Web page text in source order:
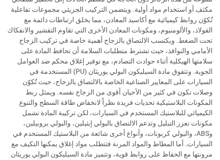
مكثف أو استخدام مواد أولية. ويتضمن التركيب الجزيئي مجموعات تفاعلية
تُكوّن روابط كيميائية مع أكاسيد المعادن، مما يخلق ارتباطات دائمة مع
الفولاذ، والألومنيوم، ومكونات المعادن الأخرى التي تقاوم التقشير والانفكاك
تحت الضغط. ويكتسب الالتصاق بالزجاج أهمية خاصة في تركيب الزجاج
الأمامي والنوافذ، حيث تشترط متطلبات السلامة أن تحافظ المادة على
سلامتها الهيكلية أثناء حوادث التصادم، مع توفير إغلاق محكم ضد العوامل
الجوية. وتتفوق مادة السيليكون البولي يوريثان (PU) المستخدمة في
السيارات على المعايير الصناعية الخاصة بالالتصاق بالزجاج، حيث تُكوّن
وصلات تكون في كثير من الأحيان أقوى من الزجاج نفسه. ويمثل ربط
المكونات البلاستيكية تحديات فريدة نظراً لانخفاض طاقة السطح والتنوع
الكيميائي للبلاستيك المستخدم في السيارات، لكن تركيبة المادة تشمل
مكونات تعزز التبليل وتدعم الالتصاق بالبولي إيثيلين، والبولي بروبيلين،
وABS، والبولي كربونات، وأنواع أخرى شائعة من البلاستيك المستخدم في
السيارات. أما المطاط والمواد المرنة فتتطلب مواد إغلاق يمكنها التكيف مع
مرونتها مع الحفاظ على روابط قوية، وتتميز مادة السيليكون البولي يوريثان